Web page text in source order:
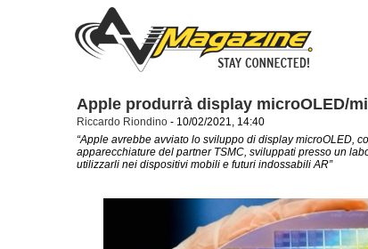
Apple produrrà display microOLED/
Riccardo Riondino - 10/02/2021, 14:40
“Apple avrebbe avviato lo sviluppo di display microOLED,
apparecchiature del partner TSMC, sviluppati presso un
utilizzarli nei dispositivi mobili e futuri indossabili AR”